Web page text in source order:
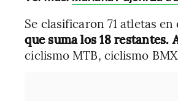
Se clasificaron 71 atletas
que suma los 18 restantes.
ciclismo MTB, ciclismo